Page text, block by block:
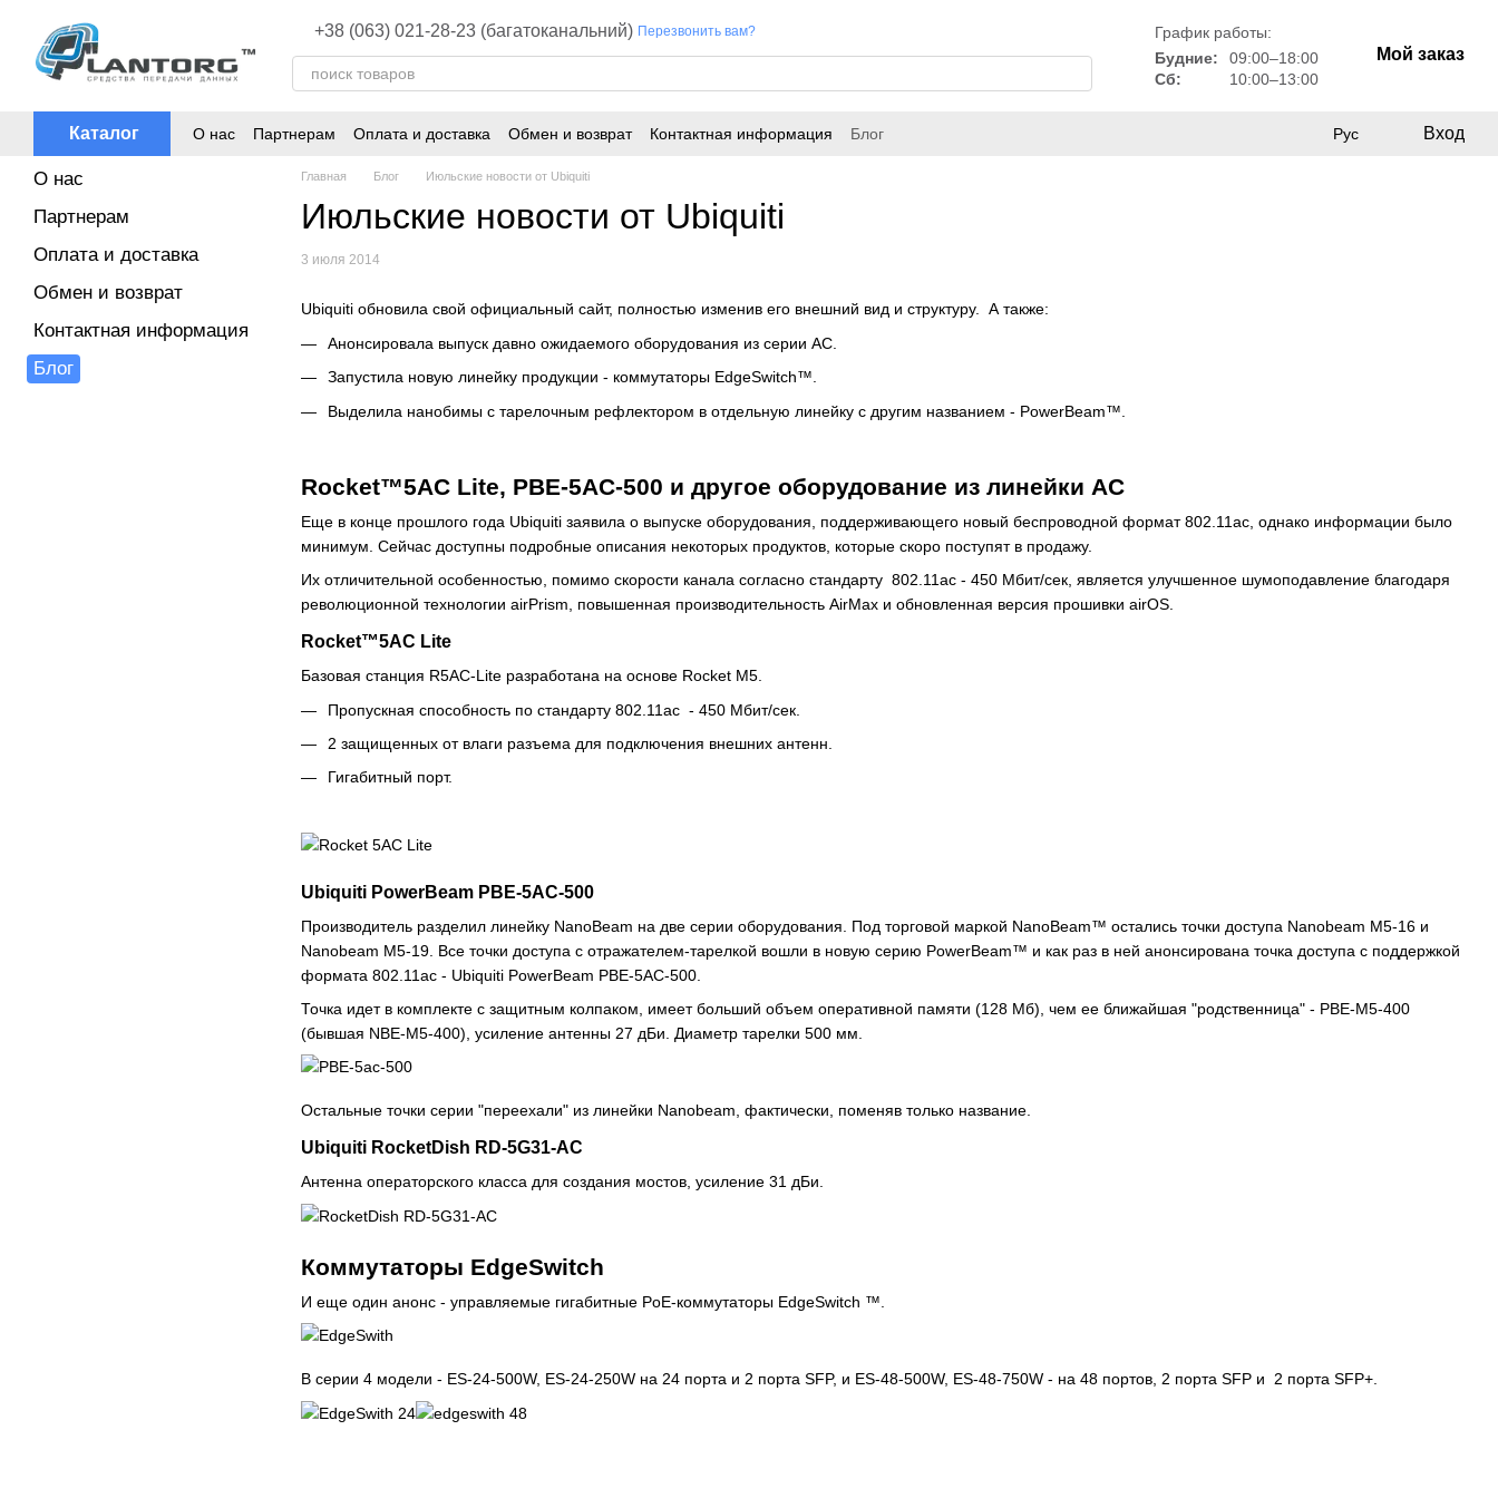
+38 (063) 021-28-23 (багатоканальний) Перезвонить вам?
График работы:
Будние:
09:00–18:00
Сб:
10:00–13:00
Мой заказ
Каталог О нас Партнерам Оплата и доставка Обмен и возврат Контактная информация Блог Рус Вход
Главная Блог Июльские новости от Ubiquiti
Июльские новости от Ubiquiti
3 июля 2014
Ubiquiti обновила свой официальный сайт, полностью изменив его внешний вид и структуру. А также:
Анонсировала выпуск давно ожидаемого оборудования из серии AC.
Запустила новую линейку продукции - коммутаторы EdgeSwitch™.
Выделила нанобимы с тарелочным рефлектором в отдельную линейку с другим названием - PowerBeam™.
Rocket™5AC Lite, PBE-5AC-500 и другое оборудование из линейки AC
Еще в конце прошлого года Ubiquiti заявила о выпуске оборудования, поддерживающего новый беспроводной формат 802.11ac, однако информации было
минимум. Сейчас доступны подробные описания некоторых продуктов, которые скоро поступят в продажу.
Их отличительной особенностью, помимо скорости канала согласно стандарту 802.11ac - 450 Мбит/сек, является улучшенное шумоподавление благодаря
революционной технологии airPrism, повышенная производительность AirMax и обновленная версия прошивки airOS.
Rocket™5AC Lite
Базовая станция R5AC-Lite разработана на основе Rocket M5.
Пропускная способность по стандарту 802.11ac - 450 Мбит/сек.
2 защищенных от влаги разъема для подключения внешних антенн.
Гигабитный порт.
Ubiquiti PowerBeam PBE-5AC-500
Производитель разделил линейку NanoBeam на две серии оборудования. Под торговой маркой NanoBeam™ остались точки доступа Nanobeam M5-16 и
Nanobeam M5-19. Все точки доступа с отражателем-тарелкой вошли в новую серию PowerBeam™ и как раз в ней анонсирована точка доступа с поддержкой
формата 802.11ac - Ubiquiti PowerBeam PBE-5AC-500
Точка идет в комплекте с защитным колпаком, имеет больший объем оперативной памяти (128 Мб), чем ее ближайшая "родственница" - PBE-M5-400
(бывшая NBE-M5-400), усиление антенны 27 дБи. Диаметр тарелки 500 мм.
Остальные точки серии "переехали" из линейки Nanobeam, фактически, поменяв только название.
Ubiquiti RocketDish RD-5G31-AC
Антенна операторского класса для создания мостов, усиление 31 дБи.
Коммутаторы EdgeSwitch
И еще один анонс - управляемые гигабитные PoE-коммутаторы EdgeSwitch ™.
В серии 4 модели - ES-24-500W, ES-24-250W на 24 порта и 2 порта SFP, и ES-48-500W, ES-48-750W - на 48 портов, 2 порта SFP и 2 порта SFP+.
О нас
Партнерам
Оплата и доставка
Обмен и возврат
Контактная информация
Блог